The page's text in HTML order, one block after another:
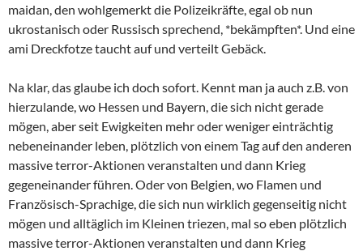
maidan, den wohlgemerkt die Polizeikräfte, egal ob nun
ukrostanisch oder Russisch sprechend, *bekämpften*. Und eine
ami Dreckfotze taucht auf und verteilt Gebäck.
Na klar, das glaube ich doch sofort. Kennt man ja auch z.B. von
hierzulande, wo Hessen und Bayern, die sich nicht gerade
mögen, aber seit Ewigkeiten mehr oder weniger einträchtig
nebeneinander leben, plötzlich von einem Tag auf den anderen
massive terror-Aktionen veranstalten und dann Krieg
gegeneinander führen. Oder von Belgien, wo Flamen und
Französisch-Sprachige, die sich nun wirklich gegenseitig nicht
mögen und alltäglich im Kleinen triezen, mal so eben plötzlich
massive terror-Aktionen veranstalten und dann Krieg